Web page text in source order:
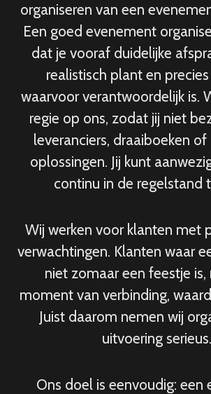
organiseren van een
Een goed evenement
dat je vooraf duidelijke
realistisch plant en
waarvoor verantwoordelijk is.
regie op ons, zodat jij niet
leveranciers, draaiboeken
oplossingen. Jij kunt
continu in de regelstand
Wij werken voor klanten met
verwachtingen. Klanten waar
niet zomaar een feestje is,
moment van verbinding,
Juist daarom nemen wij
uitvoering serieus.
Ons doel is eenvoudig: een